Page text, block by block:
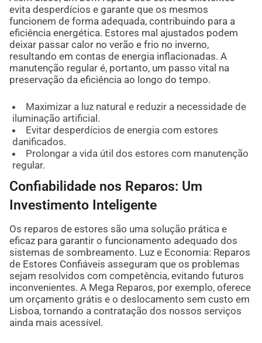
evita desperdícios e garante que os mesmos
funcionem de forma adequada, contribuindo para a
eficiência energética. Estores mal ajustados podem
deixar passar calor no verão e frio no inverno,
resultando em contas de energia inflacionadas. A
manutenção regular é, portanto, um passo vital na
preservação da eficiência ao longo do tempo.
Maximizar a luz natural e reduzir a necessidade de
iluminação artificial.
Evitar desperdícios de energia com estores
danificados.
Prolongar a vida útil dos estores com manutenção
regular.
Confiabilidade nos Reparos: Um
Investimento Inteligente
Os reparos de estores são uma solução prática e
eficaz para garantir o funcionamento adequado dos
sistemas de sombreamento. Luz e Economia: Reparos
de Estores Confiáveis asseguram que os problemas
sejam resolvidos com competência, evitando futuros
inconvenientes. A Mega Reparos, por exemplo, oferece
um orçamento grátis e o deslocamento sem custo em
Lisboa, tornando a contratação dos nossos serviços
ainda mais acessível.